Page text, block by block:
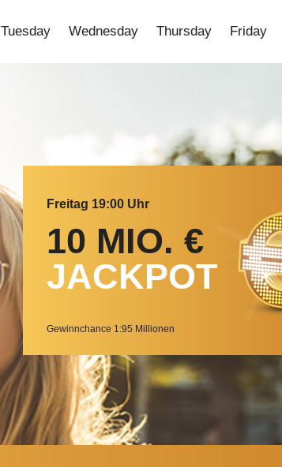
Freitag 19:00 Uhr
10 MIO. €
JACKPOT
Gewinnchance 1:95 Millionen
Tuesday Wednesday Thursday Friday